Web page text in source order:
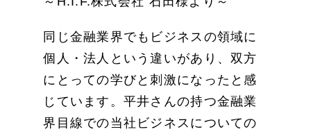
同じ金融業界でもビジネスの領域に
個人・法人という違いがあり、双方
にとっての学びと刺激になったと感
じています。平井さんの持つ金融業
界目線での当社ビジネスについての